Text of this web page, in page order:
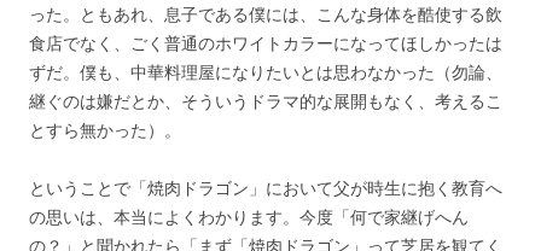
った。ともあれ、息子である僕には、こんな身体を酷使する飲
食店でなく、ごく普通のホワイトカラーになってほしかったは
ずだ。僕も、中華料理屋になりたいとは思わなかった（勿論、
継ぐのは嫌だとか、そういうドラマ的な展開もなく、考えるこ
とすら無かった）。
ということで「焼肉ドラゴン」において父が時生に抱く教育へ
の思いは、本当によくわかります。今度「何で家継げへん
の？」と聞かれたら「まず「焼肉ドラゴン」って芝居を観てく